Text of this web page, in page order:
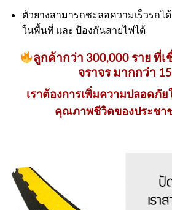
ตัวยางสามารถชะลอความเร็วรถไ
ในพื้นที่ และ ป้องกันสายไฟได้
ลูกค้ากว่า 300,000 ราย ที่
จราจร มากกว่า
เราต้องการเพิ่มความปลอดภั
คุณภาพชีวิตของประชา